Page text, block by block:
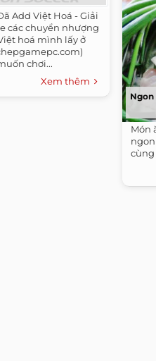
Add Việt Hoá - Giải
các chuyển nhượng
hoá mình lấy ở
chơi...
Xem thêm
Ngon
Món
cùng